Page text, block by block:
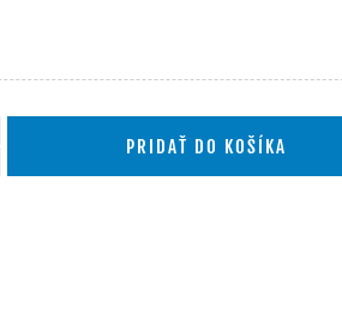
PRIDAŤ DO KOŠÍKA